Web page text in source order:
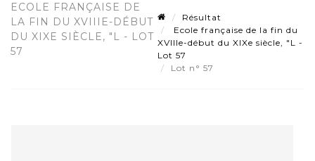
ECOLE FRANÇAISE DE
LA FIN DU XVIIIE-DÉBUT
DU XIXE SIÈCLE, "L - LOT
57
Résultat
Ecole française de la fin du
XVIIIe-début du XIXe siècle, "L -
Lot 57
Lot n° 57